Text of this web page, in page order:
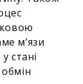
м’язи
стані